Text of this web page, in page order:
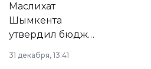
Маслихат
Шымкента
утвердил бюджет
города на 2026–
2028 годы.
31 декабря, 13:41